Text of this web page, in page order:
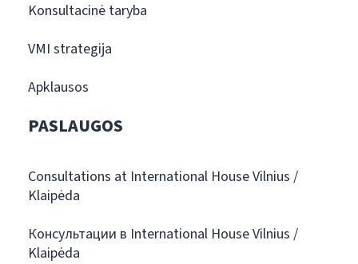
Konsultacinė taryba
VMI strategija
Apklausos
PASLAUGOS
Consultations at International House Vilnius /
Klaipėda
Консультации в International House Vilnius /
Klaipėda